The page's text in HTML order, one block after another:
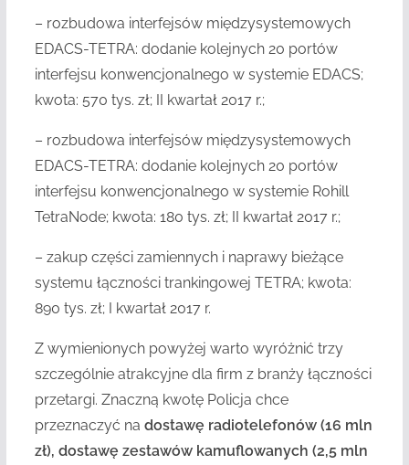
– rozbudowa interfejsów międzysystemowych
EDACS-TETRA: dodanie kolejnych 20 portów
interfejsu konwencjonalnego w systemie EDACS;
kwota: 570 tys. zł; II kwartał 2017 r.;
– rozbudowa interfejsów międzysystemowych
EDACS-TETRA: dodanie kolejnych 20 portów
interfejsu konwencjonalnego w systemie Rohill
TetraNode; kwota: 180 tys. zł; II kwartał 2017 r.;
– zakup części zamiennych i naprawy bieżące
systemu łączności trankingowej TETRA; kwota:
890 tys. zł; I kwartał 2017 r.
Z wymienionych powyżej warto wyróżnić trzy
szczególnie atrakcyjne dla firm z branży łączności
przetargi. Znaczną kwotę Policja chce
przeznaczyć na dostawę radiotelefonów (16 mln
zł), dostawę zestawów kamuflowanych (2,5 mln